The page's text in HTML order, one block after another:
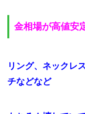
金相場が高値安
リング、ネックレ
チなどなど